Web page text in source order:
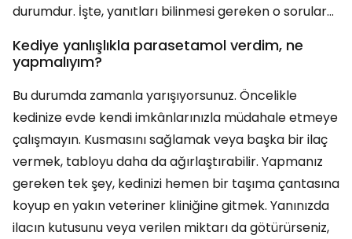
durumdur. İşte, yanıtları bilinmesi gereken o sorular…
Kediye yanlışlıkla parasetamol verdim, ne
yapmalıyım?
Bu durumda zamanla yarışıyorsunuz. Öncelikle
kedinize evde kendi imkânlarınızla müdahale etmeye
çalışmayın. Kusmasını sağlamak veya başka bir ilaç
vermek, tabloyu daha da ağırlaştırabilir. Yapmanız
gereken tek şey, kedinizi hemen bir taşıma çantasına
koyup en yakın veteriner kliniğine gitmek. Yanınızda
ilacın kutusunu veya verilen miktarı da götürürseniz,